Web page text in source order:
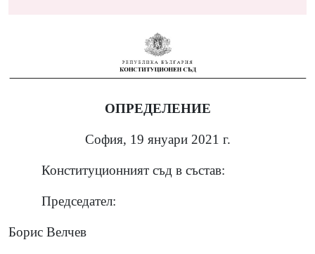
ОПРЕДЕЛЕНИЕ
София, 19 януари 2021 г.
Конституционният съд в състав:
Председател:
Борис Велчев